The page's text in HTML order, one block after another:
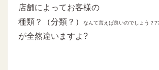
店舗によってお客様の
種類？（分類？）
なんて言えば良いのでしょう？
が全然違いますよ?